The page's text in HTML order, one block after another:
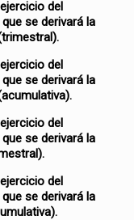
del
se derivará la
del
se derivará la
del
se derivará la
del
se derivará la